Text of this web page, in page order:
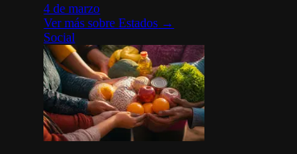
4 de marzo
Ver más sobreEstados →
Social